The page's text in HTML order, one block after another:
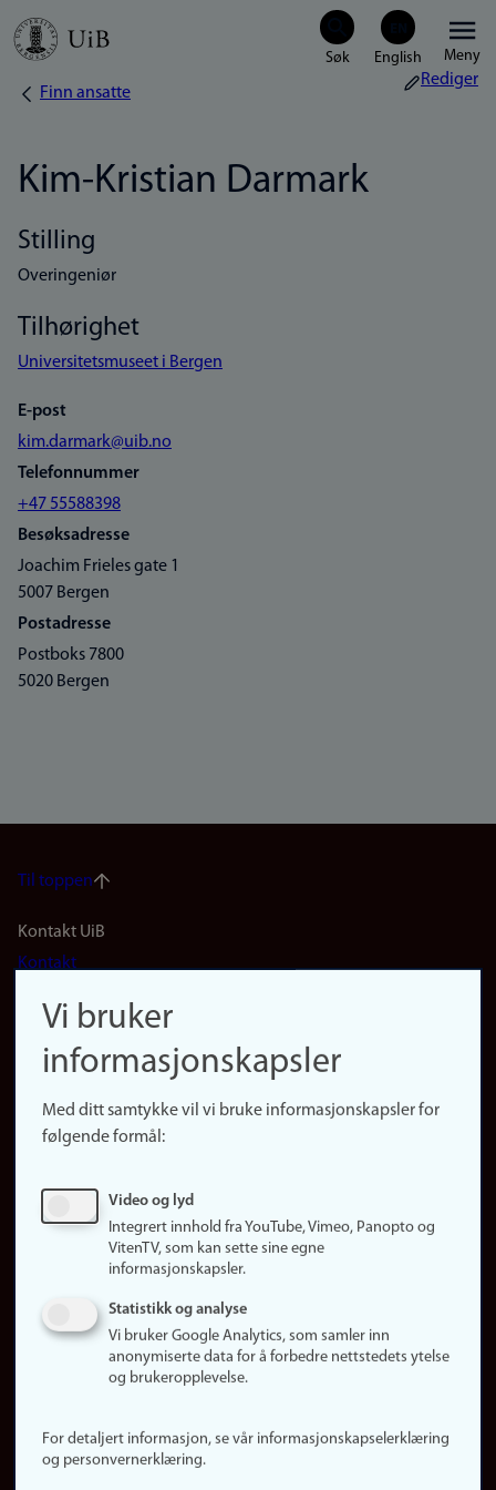
Hopp
Meny
Navigasjonssti
Finn ansatte
Rediger
Kim-Kristian Darmark
Stilling
Overingeniør
Tilhørighet
Universitetsmuseet i Bergen
E-post
kim.darmark@uib.no
Telefonnummer
+47 55588398
Besøksadresse
Joachim Frieles gate 1
5007 Bergen
Postadresse
Postboks 7800
5020 Bergen
Til toppen
Footer
(no)
Kontakt UiB
Kontakt
Finn forsker
Presse
Finn studier
Ledige stillinger
Om nettstedet
Informasjonskapsler
Personvern
Vi bruker
informasjonskapsler
Med ditt samtykke vil vi bruke informasjonskapsler for
følgende formål:
Video og lyd
Integrert innhold fra YouTube, Vimeo, Panopto og
VitenTV, som kan sette sine egne
informasjonskapsler.
Statistikk og analyse
Vi bruker Google Analytics, som samler inn
anonymiserte data for å forbedre nettstedets ytelse
og brukeropplevelse.
For detaljert informasjon, se vår informasjonskapselerklæring
og personvernerklæring.